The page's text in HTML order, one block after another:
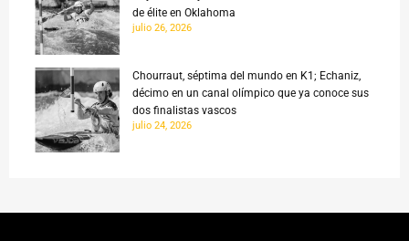
de élite en Oklahoma
julio 26, 2026
Chourraut, séptima del mundo en K1; Echaniz,
décimo en un canal olímpico que ya conoce sus
dos finalistas vascos
julio 24, 2026